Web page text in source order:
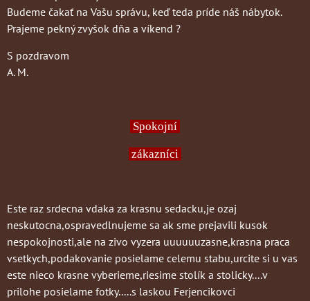
Budeme čakať na Vašu správu, keď teda príde náš nábytok.
Prajeme pekný zvyšok dňa a víkend ?
S pozdravom
A. M.
Spokojní
zákazníci
Este raz srdecna vdaka za krasnu sedacku,je ozaj
neskutocna,ospravedlnujeme sa ak sme prejavili kusok
nespokojnosti,ale na zivo vyzera uuuuuuzasne,krasna praca
vsetkych,podakovanie posielame celemu stabu,urcite si u vas
este nieco krasne vyberieme,riesime stolík a stolicky....v
prilohe posielame fotky.....s laskou Ferjencikovci